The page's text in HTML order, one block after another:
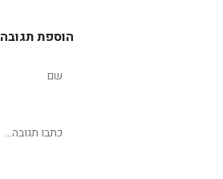
הוספת תגובה